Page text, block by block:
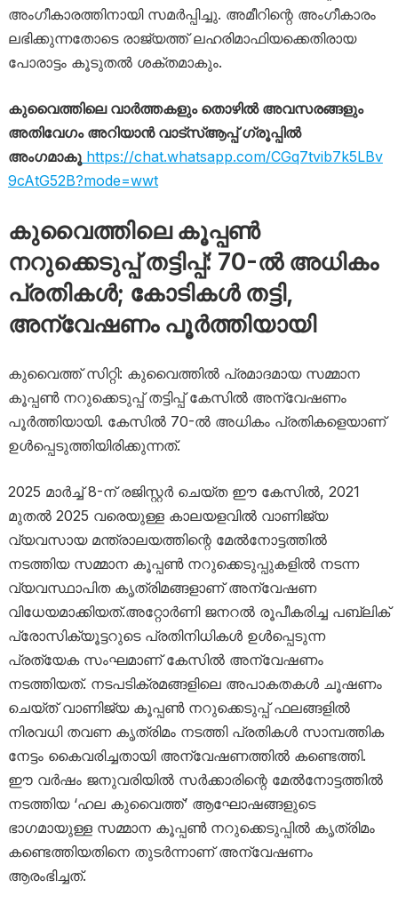
അംഗീകാരത്തിനായി സമർപ്പിച്ചു. അമീറിന്റെ അംഗീകാരം
ലഭിക്കുന്നതോടെ രാജ്യത്ത് ലഹരിമാഫിയക്കെതിരായ
പോരാട്ടം കൂടുതൽ ശക്തമാകും.
കുവൈത്തിലെ വാർത്തകളും തൊഴിൽ അവസരങ്ങളും
അതിവേഗം അറിയാൻ വാട്സ്ആപ്പ് ഗ്രൂപ്പിൽ
അംഗമാകൂhttps://chat.whatsapp.com/CGq7tvib7k5LBv
9cAtG52B?mode=wwt
കുവൈത്തിലെ കൂപ്പൺ
നറുക്കെടുപ്പ് തട്ടിപ്പ്: 70-ൽ അധികം
പ്രതികൾ; കോടികൾ തട്ടി,
അന്വേഷണം പൂർത്തിയായി
കുവൈത്ത് സിറ്റി: കുവൈത്തിൽ പ്രമാദമായ സമ്മാന
കൂപ്പൺ നറുക്കെടുപ്പ് തട്ടിപ്പ് കേസിൽ അന്വേഷണം
പൂർത്തിയായി. കേസിൽ 70-ൽ അധികം പ്രതികളെയാണ്
ഉൾപ്പെടുത്തിയിരിക്കുന്നത്.
2025 മാർച്ച് 8-ന് രജിസ്റ്റർ ചെയ്ത ഈ കേസിൽ, 2021
മുതൽ 2025 വരെയുള്ള കാലയളവിൽ വാണിജ്യ
വ്യവസായ മന്ത്രാലയത്തിന്റെ മേൽനോട്ടത്തിൽ
നടത്തിയ സമ്മാന കൂപ്പൺ നറുക്കെടുപ്പുകളിൽ നടന്ന
വ്യവസ്ഥാപിത കൃത്രിമങ്ങളാണ് അന്വേഷണ
വിധേയമാക്കിയത്.അറ്റോർണി ജനറൽ രൂപീകരിച്ച പബ്ലിക്
പ്രോസിക്യൂട്ടറുടെ പ്രതിനിധികൾ ഉൾപ്പെടുന്ന
പ്രത്യേക സംഘമാണ് കേസിൽ അന്വേഷണം
നടത്തിയത്. നടപടിക്രമങ്ങളിലെ അപാകതകൾ ചൂഷണം
ചെയ്ത് വാണിജ്യ കൂപ്പൺ നറുക്കെടുപ്പ് ഫലങ്ങളിൽ
നിരവധി തവണ കൃത്രിമം നടത്തി പ്രതികൾ സാമ്പത്തിക
നേട്ടം കൈവരിച്ചതായി അന്വേഷണത്തിൽ കണ്ടെത്തി.
ഈ വർഷം ജനുവരിയിൽ സർക്കാരിന്റെ മേൽനോട്ടത്തിൽ
നടത്തിയ ‘ഹല കുവൈത്ത്’ ആഘോഷങ്ങളുടെ
ഭാഗമായുള്ള സമ്മാന കൂപ്പൺ നറുക്കെടുപ്പിൽ കൃത്രിമം
കണ്ടെത്തിയതിനെ തുടർന്നാണ് അന്വേഷണം
ആരംഭിച്ചത്.